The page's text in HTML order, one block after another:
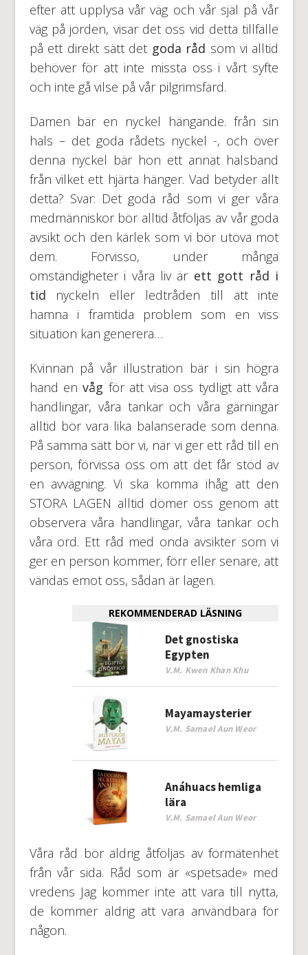
efter att upplysa vår väg och vår själ på vår
väg på jorden, visar det oss vid detta tillfälle
på ett direkt sätt det goda råd som vi alltid
behöver för att inte missta oss i vårt syfte
och inte gå vilse på vår pilgrimsfärd.
Damen bär en nyckel hängande. från sin
hals – det goda rådets nyckel -, och över
denna nyckel bär hon ett annat halsband
från vilket ett hjärta hänger. Vad betyder allt
detta? Svar: Det goda råd som vi ger våra
medmänniskor bör alltid åtföljas av vår goda
avsikt och den kärlek som vi bör utöva mot
dem. Förvisso, under många
omständigheter i våra liv är ett gott råd i
tid nyckeln eller ledtråden till att inte
hamna i framtida problem som en viss
situation kan generera…
Kvinnan på vår illustration bär i sin högra
hand envåg för att visa oss tydligt att våra
handlingar, våra tankar och våra gärningar
alltid bör vara lika balanserade som denna.
På samma sätt bör vi, när vi ger ett råd till en
person, förvissa oss om att det får stöd av
en avvägning. Vi ska komma ihåg att den
STORA LAGEN alltid dömer oss genom att
observera våra handlingar, våra tankar och
våra ord. Ett råd med onda avsikter som vi
ger en person kommer, förr eller senare, att
vändas emot oss, sådan är lagen.
REKOMMENDERAD LÄSNING
Det gnostiska
Egypten
V.M. Kwen Khan Khu
Mayamaysterier
V.M. Samael Aun Weor
Anáhuacs hemliga
lära
V.M. Samael Aun Weor
Våra råd bör aldrig åtföljas av förmätenhet
från vår sida. Råd som är «spetsade» med
vredens Jag kommer inte att vara till nytta,
de kommer aldrig att vara användbara för
någon.